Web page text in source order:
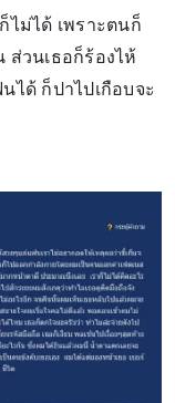
ไม่ได้ เพราะตนก็
วนเธอก็ร้องไห้
ได้ ก็ปาไปเกือบจะ